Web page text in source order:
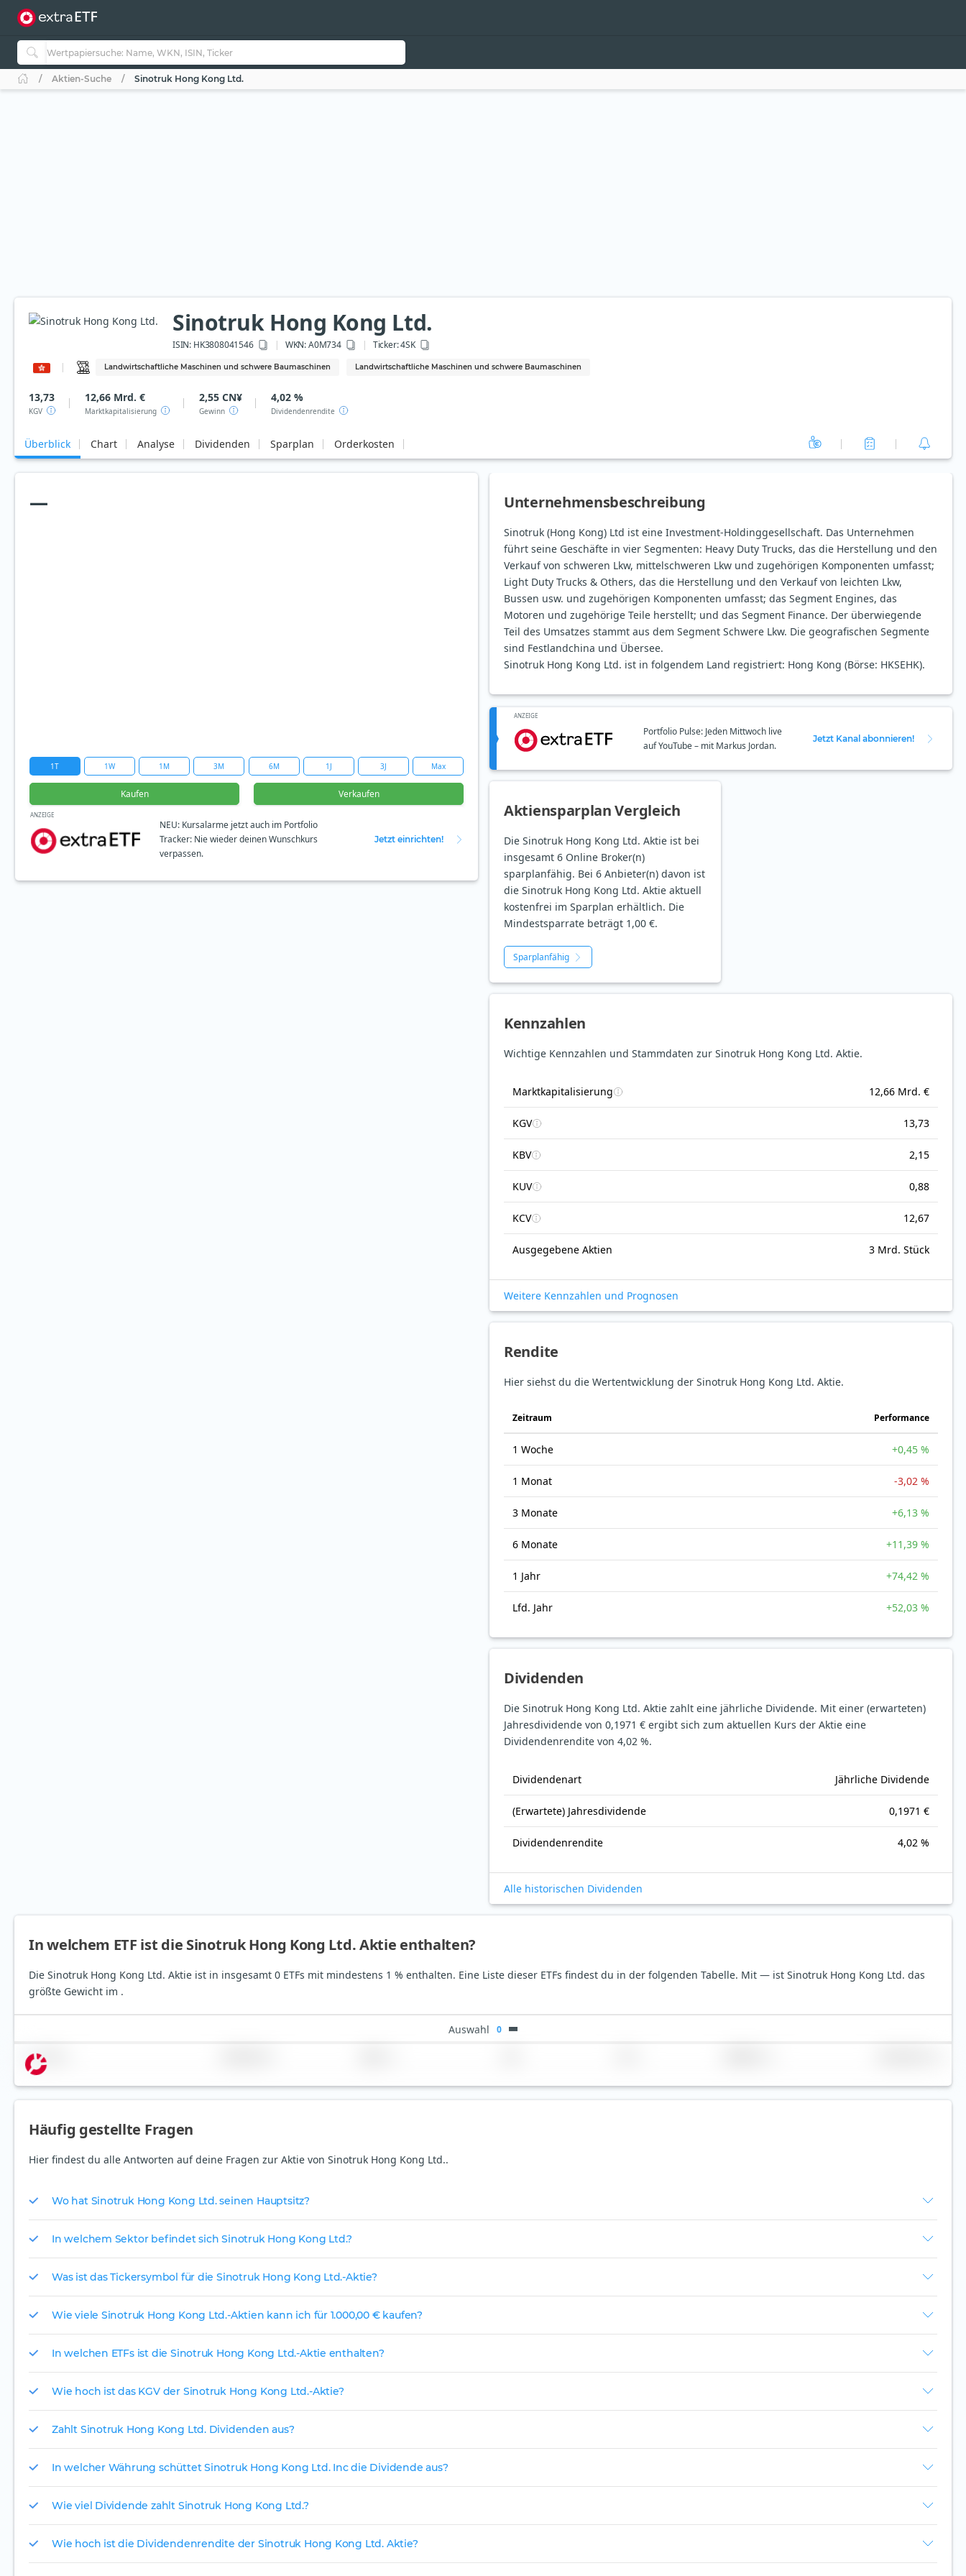
Aktien-Suche Sinotruk Hong Kong Ltd.
Sinotruk Hong Kong Ltd.
ISIN: HK3808041546 WKN: A0M734 Ticker:4SK
Landwirtschaftliche Maschinen und schwere Baumaschinen Landwirtschaftliche Maschinen und schwere Baumaschinen
13,73
KGV
12,66 Mrd. €
Marktkapitalisierung
2,55 CN¥
Gewinn
4,02 %
Dividendenrendite
Überblick Chart Analyse Dividenden Sparplan Orderkosten
—
1T 1W 1M 3M 6M 1J 3J Max
Kaufen Verkaufen
ANZEIGE
NEU: Kursalarme jetzt auch im Portfolio
Tracker: Nie wieder deinen Wunschkurs
verpassen.
Jetzt einrichten!
Unternehmensbeschreibung
Sinotruk (Hong Kong) Ltd ist eine Investment-Holdinggesellschaft. Das Unternehmen
führt seine Geschäfte in vier Segmenten: Heavy Duty Trucks, das die Herstellung und den
Verkauf von schweren Lkw, mittelschweren Lkw und zugehörigen Komponenten umfasst;
Light Duty Trucks & Others, das die Herstellung und den Verkauf von leichten Lkw,
Bussen usw. und zugehörigen Komponenten umfasst; das Segment Engines, das
Motoren und zugehörige Teile herstellt; und das Segment Finance. Der überwiegende
Teil des Umsatzes stammt aus dem Segment Schwere Lkw. Die geografischen Segmente
sind Festlandchina und Übersee.
Sinotruk Hong Kong Ltd. ist in folgendem Land registriert: Hong Kong (Börse: HKSEHK).
ANZEIGE
Portfolio Pulse: Jeden Mittwoch live
auf YouTube – mit Markus Jordan.
Jetzt Kanal abonnieren!
Aktiensparplan Vergleich
Die Sinotruk Hong Kong Ltd. Aktie ist bei
insgesamt 6 Online Broker(n)
sparplanfähig. Bei 6 Anbieter(n) davon ist
die Sinotruk Hong Kong Ltd. Aktie aktuell
kostenfrei im Sparplan erhältlich. Die
Mindestsparrate beträgt 1,00 €.
Sparplanfähig
Kennzahlen
Wichtige Kennzahlen und Stammdaten zur Sinotruk Hong Kong Ltd. Aktie.
Marktkapitalisierung 12,66 Mrd. €
KGV 13,73
KBV 2,15
KUV 0,88
KCV 12,67
Ausgegebene Aktien 3 Mrd. Stück
Weitere Kennzahlen und Prognosen
Rendite
Hier siehst du die Wertentwicklung der Sinotruk Hong Kong Ltd. Aktie.
Zeitraum Perfor­mance
1 Woche +0,45 %
1 Monat -3,02 %
3 Monate +6,13 %
6 Monate +11,39 %
1 Jahr +74,42 %
Lfd. Jahr +52,03 %
Dividenden
Die Sinotruk Hong Kong Ltd. Aktie zahlt eine jährliche Dividende. Mit einer (erwarteten)
Jahresdividende von 0,1971 € ergibt sich zum aktuellen Kurs der Aktie eine
Dividendenrendite von 4,02 %.
Dividendenart Jährliche Dividende
(Erwartete) Jahresdividende 0,1971 €
Dividendenrendite 4,02 %
Alle historischen Dividenden
In welchem ETF ist die Sinotruk Hong Kong Ltd. Aktie enthalten?
Die Sinotruk Hong Kong Ltd. Aktie ist in insgesamt 0 ETFs mit mindestens 1 % enthalten. Eine Liste dieser ETFs findest du in der folgenden Tabelle. Mit — ist Sinotruk Hong Kong Ltd. das
größte Gewicht im .
Auswahl 0
Name
Häufig gestellte Fragen
Hier findest du alle Antworten auf deine Fragen zur Aktie von Sinotruk Hong Kong Ltd..
Wo hat Sinotruk Hong Kong Ltd. seinen Hauptsitz?
In welchem Sektor befindet sich Sinotruk Hong Kong Ltd.?
Was ist das Tickersymbol für die Sinotruk Hong Kong Ltd.-Aktie?
Wie viele Sinotruk Hong Kong Ltd.-Aktien kann ich für 1.000,00 € kaufen?
In welchen ETFs ist die Sinotruk Hong Kong Ltd.-Aktie enthalten?
Wie hoch ist das KGV der Sinotruk Hong Kong Ltd.-Aktie?
Zahlt Sinotruk Hong Kong Ltd. Dividenden aus?
In welcher Währung schüttet Sinotruk Hong Kong Ltd. Inc die Dividende aus?
Wie viel Dividende zahlt Sinotruk Hong Kong Ltd.?
Wie hoch ist die Dividendenrendite der Sinotruk Hong Kong Ltd. Aktie?